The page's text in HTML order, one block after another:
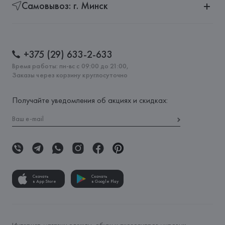
Самовывоз: г. Минск
+375 (29) 633-2-633
Время работы: пн-вс с 09:00 до 21:00,
Заказы через корзину круглосуточно
Получайте уведомления об акциях и скидках:
Скачать
в App Store
Скачать
в Google Play